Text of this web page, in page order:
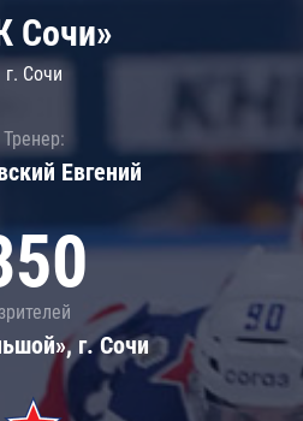
Сочи»
г. Сочи
Тренер:
Евгений
зрителей
г. Сочи